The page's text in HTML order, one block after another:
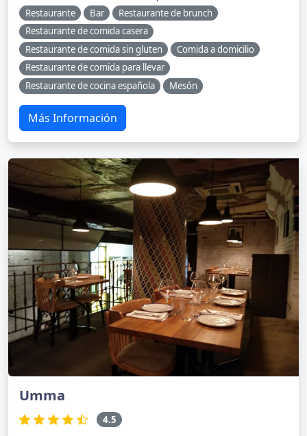
Restaurante Bar
Restaurante de brunch
Restaurante de comida casera
Restaurante de comida sin gluten
Comida a domicilio
Restaurante de comida para llevar
Restaurante de cocina española
Mesón
Más Información
Umma
4.5